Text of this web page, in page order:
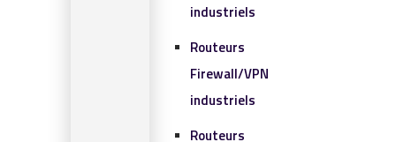
industriels
Routeurs
Firewall/VPN
industriels
Routeurs